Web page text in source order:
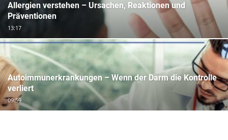
Allergien verstehen – Ursachen, Reaktionen und
Präventionen
13:17
Autoimmunerkrankungen – Wenn der Darm die Kontrolle
verliert
09:59